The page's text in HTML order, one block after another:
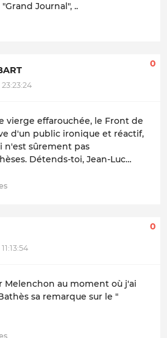
Journal", ..
0
vierge effarouchée, le Front de
d'un public ironique et réactif,
n'est sûrement pas
Détends-toi, Jean-Luc…
0
Melenchon au moment où j'ai
sa remarque sur le "